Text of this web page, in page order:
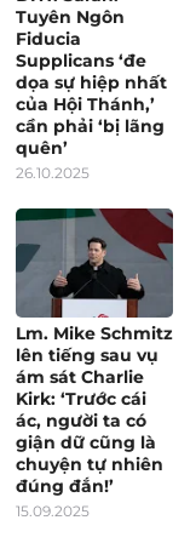
Tuyên Ngôn
Fiducia
Supplicans ‘đe
dọa sự hiệp nhất
của Hội Thánh,’
cần phải ‘bị lãng
quên’
26.10.2025
Lm. Mike Schmitz
lên tiếng sau vụ
ám sát Charlie
Kirk: ‘Trước cái
ác, người ta có
giận dữ cũng là
chuyện tự nhiên
đúng đắn!’
15.09.2025